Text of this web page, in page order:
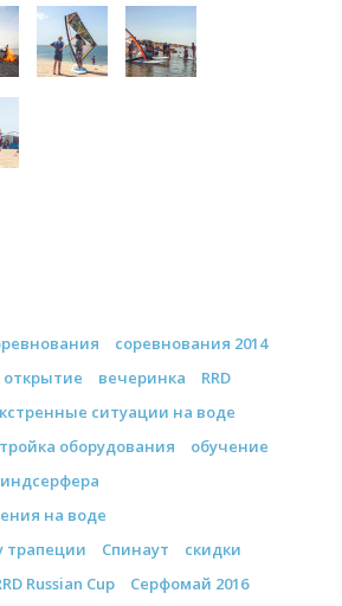
соревнования 2014
открытие вечеринка
RRD
ситуации на воде
оборудования
обучение
на воде
трапеции
Спинаут
скидки
Russian Cup
Серфомай 2016